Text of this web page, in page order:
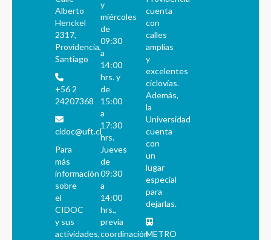
Alberto
Henckel
2317,
Providencia,
Santiago
+56 2
24207368
cidoc@uft.cl
Para
más
información
sobre
el
CIDOC
y sus
actividades,
y
miércoles
de
09:30
a
14:00
hrs. y
de
15:00
a
17:30
hrs.
Jueves
de
09:30
a
14:00
hrs.,
previa
coordinación
cuenta
con
calles
amplias
y
excelentes
ciclovías.
Además,
la
Universidad
cuenta
con
un
lugar
especial
para
dejarlas.
METRO